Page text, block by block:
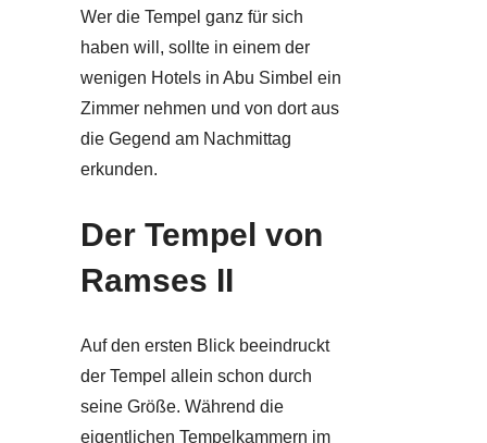
Wer die Tempel ganz für sich
haben will, sollte in einem der
wenigen Hotels in Abu Simbel ein
Zimmer nehmen und von dort aus
die Gegend am Nachmittag
erkunden.
Der Tempel von
Ramses II
Auf den ersten Blick beeindruckt
der Tempel allein schon durch
seine Größe. Während die
eigentlichen Tempelkammern im